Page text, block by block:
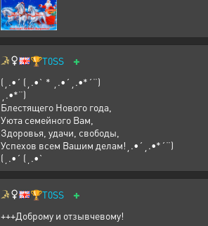
🏆T0SS +
(¸.•´ (¸.•` * ¸.•´¸.•*´¨)
¸.•*¨)
Блестящего Нового года,
Уюта семейного Вам,
Здоровья, удачи, свободы,
Успехов всем Вашим делам!¸.•´¸.•*´¨)
(¸.•´ (¸.•`
🏆T0SS +
+++Доброму и отзывчевому!